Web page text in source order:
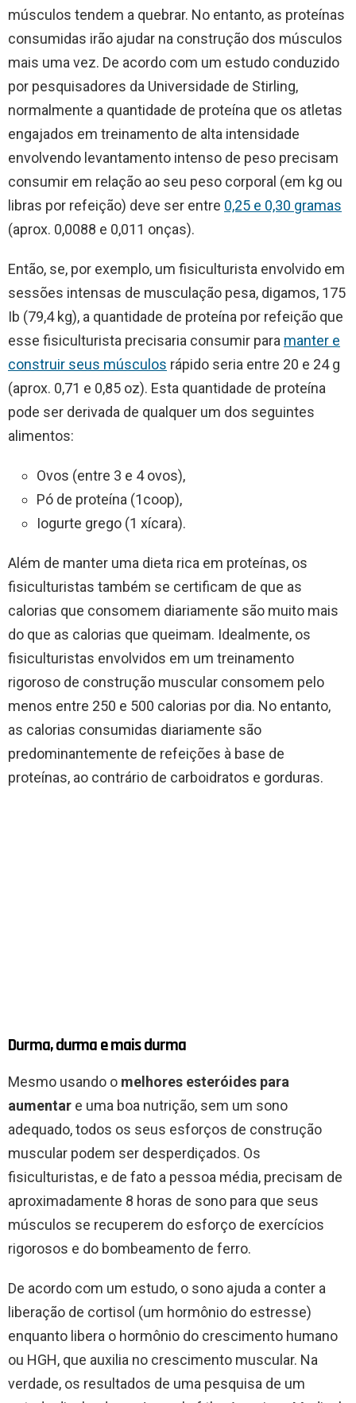
músculos tendem a quebrar. No entanto, as proteínas
consumidas irão ajudar na construção dos músculos
mais uma vez. De acordo com um estudo conduzido
por pesquisadores da Universidade de Stirling,
normalmente a quantidade de proteína que os atletas
engajados em treinamento de alta intensidade
envolvendo levantamento intenso de peso precisam
consumir em relação ao seu peso corporal (em kg ou
libras por refeição) deve ser entre 0,25 e 0,30 gramas
(aprox. 0,0088 e 0,011 onças).
Então, se, por exemplo, um fisiculturista envolvido em
sessões intensas de musculação pesa, digamos, 175
Ib (79,4 kg), a quantidade de proteína por refeição que
esse fisiculturista precisaria consumir para manter e
construir seus músculos rápido seria entre 20 e 24 g
(aprox. 0,71 e 0,85 oz). Esta quantidade de proteína
pode ser derivada de qualquer um dos seguintes
alimentos:
Ovos (entre 3 e 4 ovos),
Pó de proteína (1coop),
Iogurte grego (1 xícara).
Além de manter uma dieta rica em proteínas, os
fisiculturistas também se certificam de que as
calorias que consomem diariamente são muito mais
do que as calorias que queimam. Idealmente, os
fisiculturistas envolvidos em um treinamento
rigoroso de construção muscular consomem pelo
menos entre 250 e 500 calorias por dia. No entanto,
as calorias consumidas diariamente são
predominantemente de refeições à base de
proteínas, ao contrário de carboidratos e gorduras.
Durma, durma e mais durma
Mesmo usando o melhores esteróides para
aumentar e uma boa nutrição, sem um sono
adequado, todos os seus esforços de construção
muscular podem ser desperdiçados. Os
fisiculturistas, e de fato a pessoa média, precisam de
aproximadamente 8 horas de sono para que seus
músculos se recuperem do esforço de exercícios
rigorosos e do bombeamento de ferro.
De acordo com um estudo, o sono ajuda a conter a
liberação de cortisol (um hormônio do estresse)
enquanto libera o hormônio do crescimento humano
ou HGH, que auxilia no crescimento muscular. Na
verdade, os resultados de uma pesquisa de um